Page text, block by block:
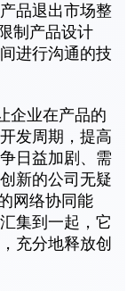
品退出市场整
制产品设计
进行沟通的技
企业在产品的
发周期，提高
日益加剧、需
新的公司无疑
网络协同能
集到一起，它
充分地释放创